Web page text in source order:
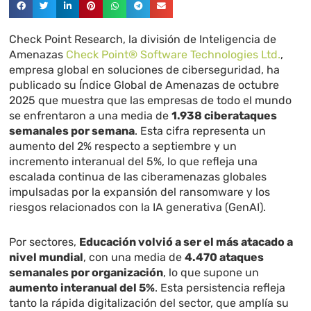
Check Point Research, la división de Inteligencia de
Amenazas Check Point® Software Technologies Ltd.,
empresa global en soluciones de ciberseguridad, ha
publicado su Índice Global de Amenazas de octubre
2025 que muestra que las empresas de todo el mundo
se enfrentaron a una media de1.938 ciberataques
semanales por semana. Esta cifra representa un
aumento del 2% respecto a septiembre y un
incremento interanual del 5%, lo que refleja una
escalada continua de las ciberamenazas globales
impulsadas por la expansión del ransomware y los
riesgos relacionados con la IA generativa (GenAI).
Por sectores, Educación volvió a ser el más atacado a
nivel mundial, con una media de4.470 ataques
semanales por organización, lo que supone un
aumento interanual del 5%. Esta persistencia refleja
tanto la rápida digitalización del sector, que amplía su